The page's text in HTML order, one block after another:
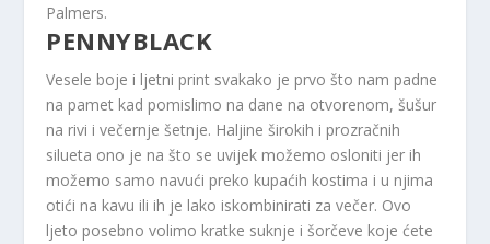
Palmers.
PENNYBLACK
Vesele boje i ljetni print svakako je prvo što nam padne
na pamet kad pomislimo na dane na otvorenom, šušur
na rivi i večernje šetnje. Haljine širokih i prozračnih
silueta ono je na što se uvijek možemo osloniti jer ih
možemo samo navući preko kupaćih kostima i u njima
otići na kavu ili ih je lako iskombinirati za večer. Ovo
ljeto posebno volimo kratke suknje i šorčeve koje ćete